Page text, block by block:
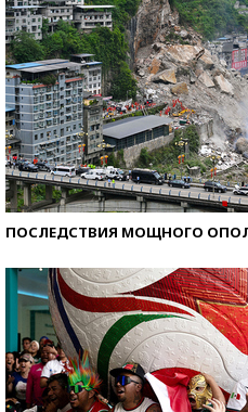
ПОСЛЕДСТВИЯ МОЩНОГО